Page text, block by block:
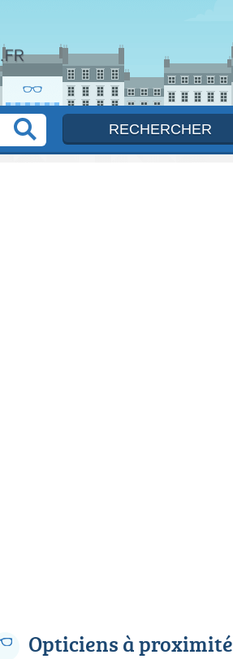
Opticiens à proximité